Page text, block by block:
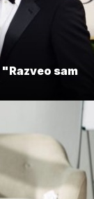
"Razveo sam